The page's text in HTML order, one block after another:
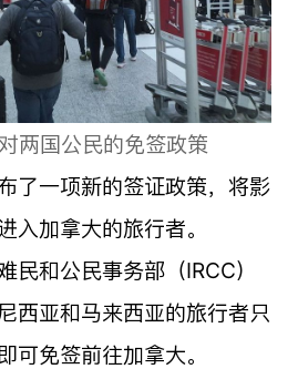
两国公民的免签政策
了一项新的签证政策，将影
入加拿大的旅行者。
民和公民事务部（IRCC）
西亚和马来西亚的旅行者只
可免签前往加拿大。